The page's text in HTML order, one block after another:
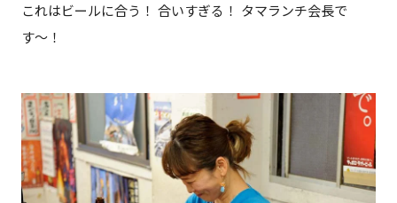
これはビールに合う！ 合いすぎる！ タマランチ会長で
す〜！